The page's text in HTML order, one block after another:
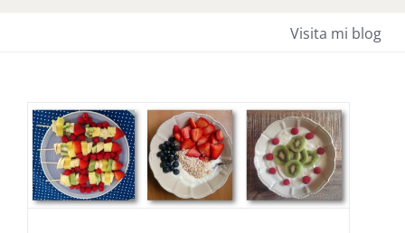
Visita mi blog